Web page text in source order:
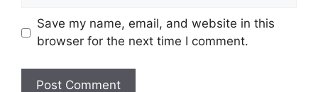
Save my name, email, and website in this
browser for the next time I comment.